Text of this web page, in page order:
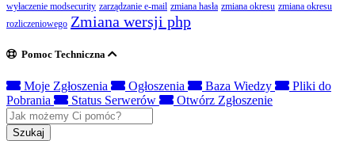
wyłaczenie modsecurity zarządzanie e-mail zmiana hasła zmiana okresu zmiana okresu
rozliczeniowego Zmiana wersji php
Pomoc Techniczna
Moje Zgłoszenia Ogłoszenia Baza Wiedzy
Pliki do
Pobrania
Status Serwerów Otwórz Zgłoszenie
Szukaj